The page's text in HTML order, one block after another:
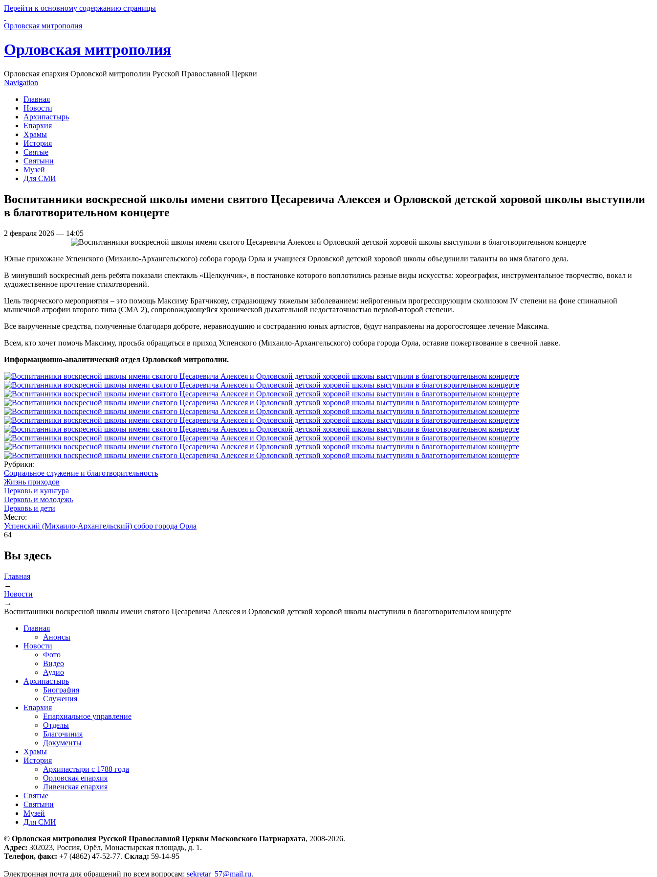
Перейти к основному содержанию страницы
Орловская митрополия
Орловская митрополия
Орловская епархия Орловской митрополии Русской Православной Церкви
Navigation
Главная
Новости
Архипастырь
Епархия
Храмы
История
Святые
Святыни
Музей
Для СМИ
Воспитанники воскресной школы имени святого Цесаревича Алексея и Орловской детской хоровой школы выступили
в благотворительном концерте
2 февраля 2026 — 14:05
Юные прихожане Успенского (Михаило-Архангельского) собора города Орла и учащиеся Орловской детской хоровой школы объединили таланты во имя благого дела.
В минувший воскресный день ребята показали спектакль «Щелкунчик», в постановке которого воплотились разные виды искусства: хореография, инструментальное творчество, вокал и
художественное прочтение стихотворений.
Цель творческого мероприятия – это помощь Максиму Братчикову, страдающему тяжелым заболеванием: нейрогенным прогрессирующим сколиозом IV степени на фоне спинальной
мышечной атрофии второго типа (СМА 2), сопровождающейся хронической дыхательной недостаточностью первой-второй степени.
Все вырученные средства, полученные благодаря доброте, неравнодушию и состраданию юных артистов, будут направлены на дорогостоящее лечение Максима.
Всем, кто хочет помочь Максиму, просьба обращаться в приход Успенского (Михаило-Архангельского) собора города Орла, оставив пожертвование в свечной лавке.
Информационно-аналитический отдел Орловской митрополии.
Рубрики:
Социальное служение и благотворительность
Жизнь приходов
Церковь и культура
Церковь и молодежь
Церковь и дети
Место:
Успенский (Михаило-Архангельский) собор города Орла
64
Вы здесь
Главная
→
Новости
→
Воспитанники воскресной школы имени святого Цесаревича Алексея и Орловской детской хоровой школы выступили в благотворительном концерте
Главная
Анонсы
Новости
Фото
Видео
Аудио
Архипастырь
Биография
Служения
Епархия
Епархиальное управление
Отделы
Благочиния
Документы
Храмы
История
Архипастыри с 1788 года
Орловская епархия
Ливенская епархия
Святые
Святыни
Музей
Для СМИ
© Орловская митрополия Русской Православной Церкви Московского Патриархата, 2008-2026.
Адрес: 302023, Россия, Орёл, Монастырская площадь, д. 1.
Телефон, факс: +7 (4862) 47-52-77. Склад: 59-14-95
Электронная почта для обращений по всем вопросам: sekretar_57@mail.ru.